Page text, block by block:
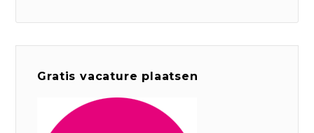
Gratis vacature plaatsen